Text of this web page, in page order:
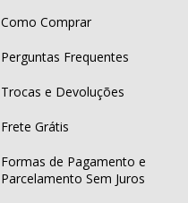
Como Comprar
Perguntas Frequentes
Trocas e Devoluções
Frete Grátis
Formas de Pagamento e
Parcelamento Sem Juros